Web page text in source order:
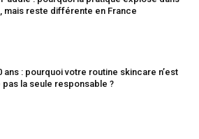
mais reste différente en France
ans : pourquoi votre routine skincare n’est
la seule responsable ?